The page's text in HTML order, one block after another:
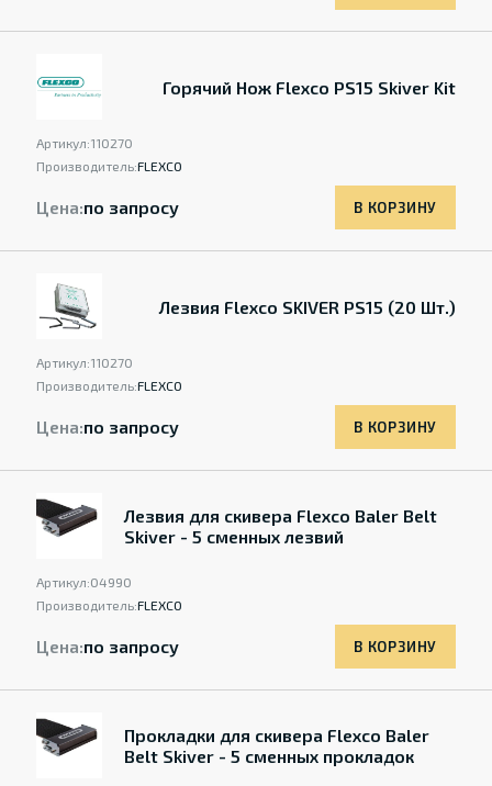
Горячий Нож Flexco PS15 Skiver Kit
Артикул:110270
Производитель:FLEXCO
Цена:по запросу В КОРЗИНУ
Лезвия Flexco SKIVER PS15 (20 Шт.)
Артикул:110270
Производитель:FLEXCO
Цена:по запросу В КОРЗИНУ
Лезвия для скивера Flexco Baler Belt
Skiver - 5 сменных лезвий
Артикул:04990
Производитель:FLEXCO
Цена:по запросу В КОРЗИНУ
Прокладки для скивера Flexco Baler
Belt Skiver - 5 сменных прокладок